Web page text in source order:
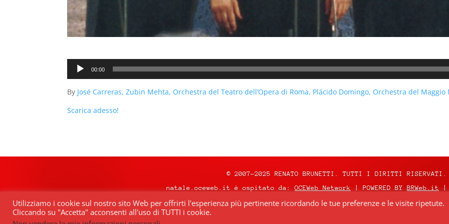
Audio
Player
00:00
By José Carreras, Zubin Mehta, Orchestra del Teatro dell’Opera di Roma, Plácido Domingo, Orchestra del
Scarica adesso!
© 2007-2025 RENATO BRUNETTI. TUTTI I DIRITTI RISERVATI.
natale.oceweb.it è ospitato da:OCEWeb Network | POWERED BY BRWeb.it
Creative Commons Attribuzione – Non commerciale –
Utilizziamo i cookie sul nostro sito Web per offrirti l'esperienza più pertinente ricordando le tue preferenze e le visite ripetute.
Cliccando su "Accetta" acconsenti all'uso di TUTTI i cookie.